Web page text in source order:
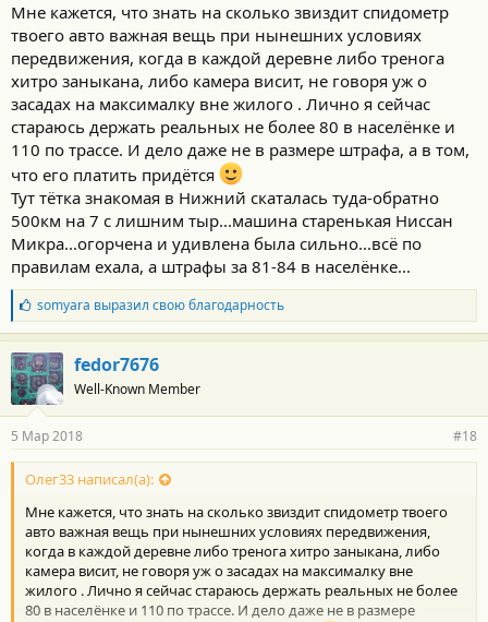
Мне кажется, что знать на сколько звиздит спидометр
твоего авто важная вещь при нынешних условиях
передвижения, когда в каждой деревне либо тренога
хитро заныкана, либо камера висит, не говоря уж о
засадах на максималку вне жилого . Лично я сейчас
стараюсь держать реальных не более 80 в населёнке и
110 по трассе. И дело даже не в размере штрафа, а в том,
что его платить придётся
Тут тётка знакомая в Нижний скаталась туда-обратно
500км на 7 с лишним тыр...машина старенькая Ниссан
Микра...огорчена и удивлена была сильно...всё по
правилам ехала, а штрафы за 81-84 в населёнке...
Б
л
а
г
о
д
а
н
о
с
и
:
somyara выразил свою благодарность
fedor7676
Well-Known Member
5 Мар 2018 #18
Олег33 написал(а):
Мне кажется, что знать на сколько звиздит спидометр твоего
авто важная вещь при нынешних условиях передвижения,
когда в каждой деревне либо тренога хитро заныкана, либо
камера висит, не говоря уж о засадах на максималку вне
жилого . Лично я сейчас стараюсь держать реальных не более
80 в населёнке и 110 по трассе. И дело даже не в размере